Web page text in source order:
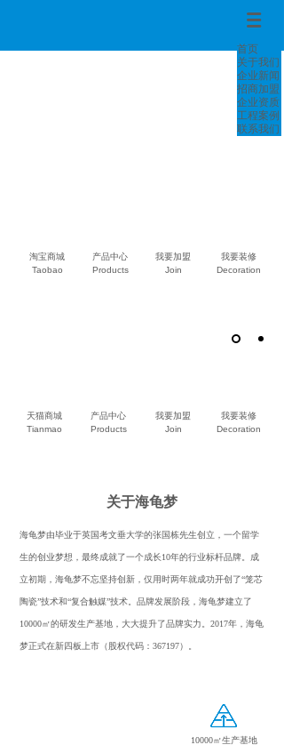
首页
关于我们
企业新闻
招商加盟
企业资质
工程案例
联系我们
我要装修
Decoration
我要加盟
Join
产品中心
Products
淘宝商城
Taobao
我要装修
Decoration
我要加盟
Join
产品中心
Products
天猫商城
Tianmao
关于海龟梦
海龟梦由毕业于英国考文垂大学的张国栋先生创立，一个留学
生的创业梦想，最终成就了一个成长10年的行业标杆品牌。成
立初期，海龟梦不忘坚持创新，仅用时两年就成功开创了“笼芯
陶瓷”技术和“复合触媒”技术。品牌发展阶段，海龟梦建立了
10000㎡的研发生产基地，大大提升了品牌实力。2017年，海龟
梦正式在新四板上市（股权代码：367197）。
10000㎡生产基地